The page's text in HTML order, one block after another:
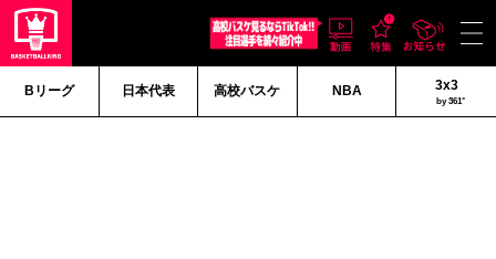
Bリーグ 日本代表 高校バスケ NBA 3x3
by 361°